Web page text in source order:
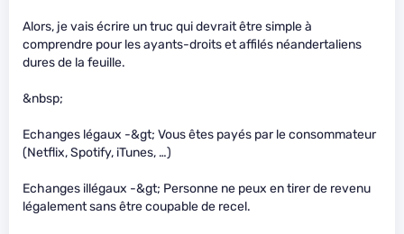
Alors, je vais écrire un truc qui devrait être simple à
comprendre pour les ayants-droits et affilés néandertaliens
dures de la feuille.
&nbsp;
Echanges légaux -&gt; Vous êtes payés par le consommateur
(Netflix, Spotify, iTunes, …)
Echanges illégaux -&gt; Personne ne peux en tirer de revenu
légalement sans être coupable de recel.